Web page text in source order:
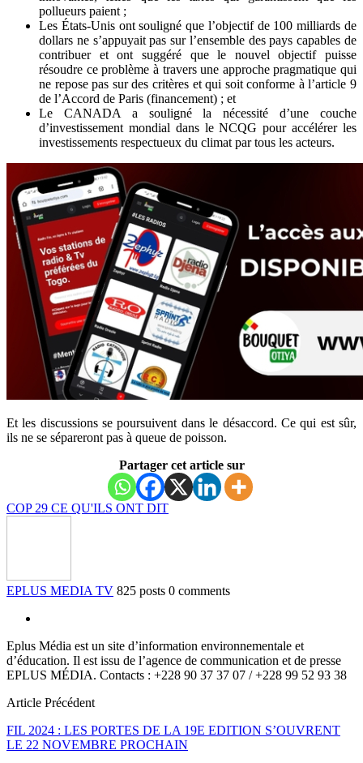
pollueurs paient ;
Les États-Unis ont souligné que l’objectif de 100 milliards de
dollars ne s’appuyait pas sur l’ensemble des pays capables de
contribuer et ont suggéré que le nouvel objectif puisse
résoudre ce problème à travers une approche pragmatique qui
ne repose pas sur des critères et qui soit conforme à l’article 9
de l’Accord de Paris (financement) ; et
Le CANADA a souligné la nécessité d’une couche
d’investissement mondial dans le NCQG pour accélérer les
investissements respectueux du climat par tous les acteurs.
Et les discussions se poursuivent dans le désaccord. Ce qui est sûr,
ils ne se sépareront pas à queue de poisson.
Partager cet article sur
COP 29 CE QU'ILS ONT DIT
EPLUS MEDIA TV 825 posts 0 comments
Eplus Média est un site d’information environnementale et
d’éducation. Il est issu de l’agence de communication et de presse
EPLUS MÉDIA. Contacts : +228 90 37 37 07 / +228 99 52 93 38
Article Précédent
FIL 2024 : LES PORTES DE LA 19E EDITION S’OUVRENT
LE 22 NOVEMBRE PROCHAIN